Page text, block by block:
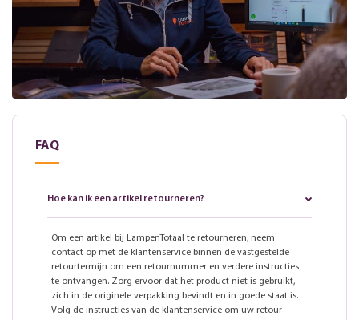
FAQ
Hoe kan ik een artikel retourneren?
Om een artikel bij LampenTotaal te retourneren, neem
contact op met de klantenservice binnen de vastgestelde
retourtermijn om een retournummer en verdere instructies
te ontvangen. Zorg ervoor dat het product niet is gebruikt,
zich in de originele verpakking bevindt en in goede staat is.
Volg de instructies van de klantenservice om uw retour